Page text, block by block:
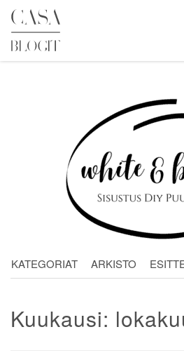
Skip
content
KATEGORIAT ARKISTO
Kuukausi: